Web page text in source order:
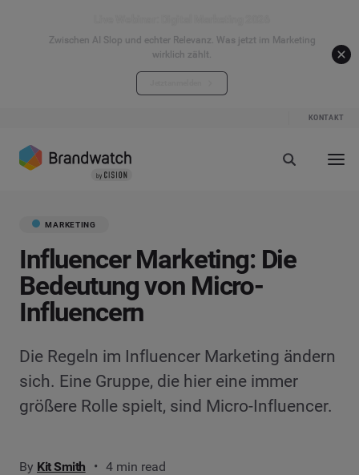
Zwischen AI Slop und echter Relevanz. Was jetzt im Marketing
wirklich zählt.
KONTAKT
MARKETING
Influencer Marketing: Die
Bedeutung von Micro-
Influencern
Die Regeln im Influencer Marketing ändern
sich. Eine Gruppe, die hier eine immer
größere Rolle spielt, sind Micro-Influencer.
By Kit Smith
4 min read